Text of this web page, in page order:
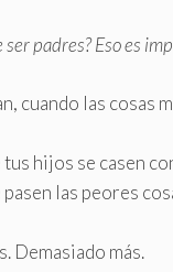
ser padres? Eso es
cuando las cosas
hijos se casen
las peores
Demasiado más.